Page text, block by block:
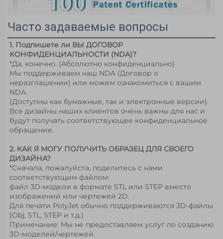
Часто задаваемые вопросы
1. Подпишете ли ВЫ ДОГОВОР
КОНФИДЕНЦИАЛЬНОСТИ (NDA)?
*Да, конечно. (Абсолютно конфиденциально)
Мы поддерживаем наш NDA (Договор о
неразглашении) или можем ознакомиться с вашим
NDA.
(Доступны как бумажные, так и электронные версии).
Все дизайны наших клиентов очень важны для нас и
будут получать соответствующее конфиденциальное
обращение.
2. КАК Я МОГУ ПОЛУЧИТЬ ОБРАЗЕЦ ДЛЯ СВОЕГО
ДИЗАЙНА?
*Сначала, пожалуйста, поделитесь с нами
соответствующим файлом:
файл 3D-модели в формате STL или STEP вместо
изображений или чертежей 2D.
Для печати PolyJet обычно поддерживаются 3D-файлы
(Obj, STL, STEP и т.д.)
Примечание: Мы не предоставляем услуг по созданию
3D-моделей/чертежей.